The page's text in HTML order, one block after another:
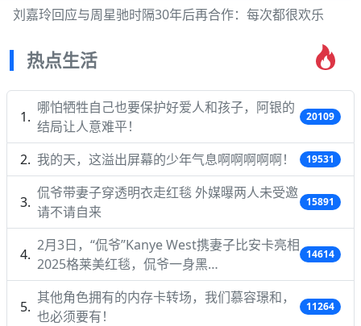
刘嘉玲回应与周星驰时隔30年后再合作：每次都很欢乐
热点生活
哪怕牺牲自己也要保护好爱人和孩子，阿银的
结局让人意难平！
20109
我的天，这溢出屏幕的少年气息啊啊啊啊啊！ 19531
侃爷带妻子穿透明衣走红毯 外媒曝两人未受邀
请不请自来
15891
2月3日，“侃爷”Kanye West携妻子比安卡亮相
2025格莱美红毯，侃爷一身黑…
14614
其他角色拥有的内存卡转场，我们慕容璟和，
也必须要有！
11264